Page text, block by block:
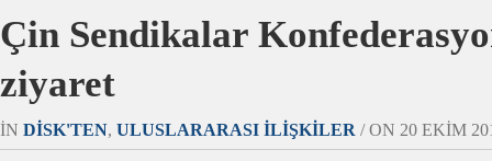
Çin Sendikalar
ziyaret
IN DİSK'TEN, ULUSLARARASI İLIŞKILER / ON 20 EKIM